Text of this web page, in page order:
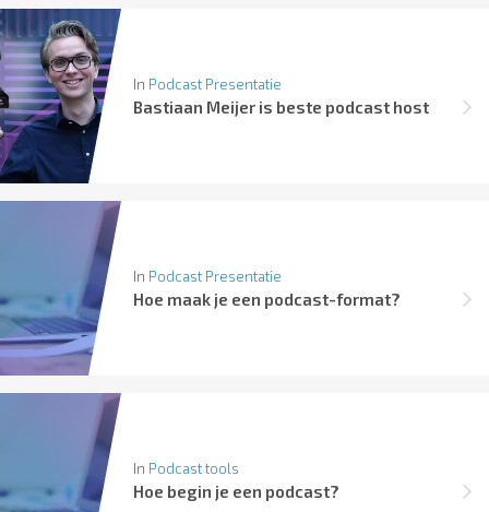
In Podcast Presentatie
Bastiaan Meijer is beste podcast host
In Podcast Presentatie
Hoe maak je een podcast-format?
In Podcast tools
Hoe begin je een podcast?